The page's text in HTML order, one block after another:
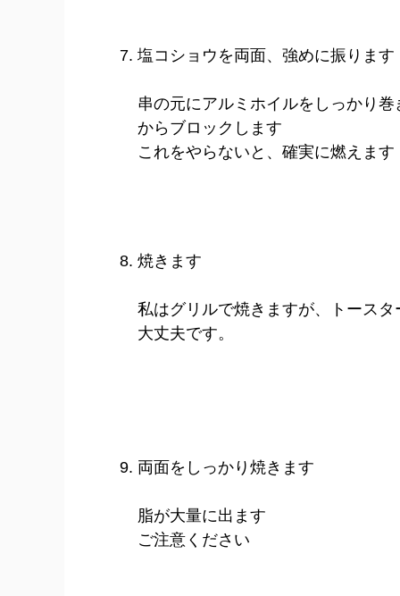
塩コショウを両面、 強めに振ります
串の元にアルミホイルを しっかり巻
からブロックします
これをやらないと、確実に燃えます
焼きます
私はグリルで焼きますが、トースタ
大丈夫です。
両面をしっかり焼きます
脂が大量に出ます
ご注意ください